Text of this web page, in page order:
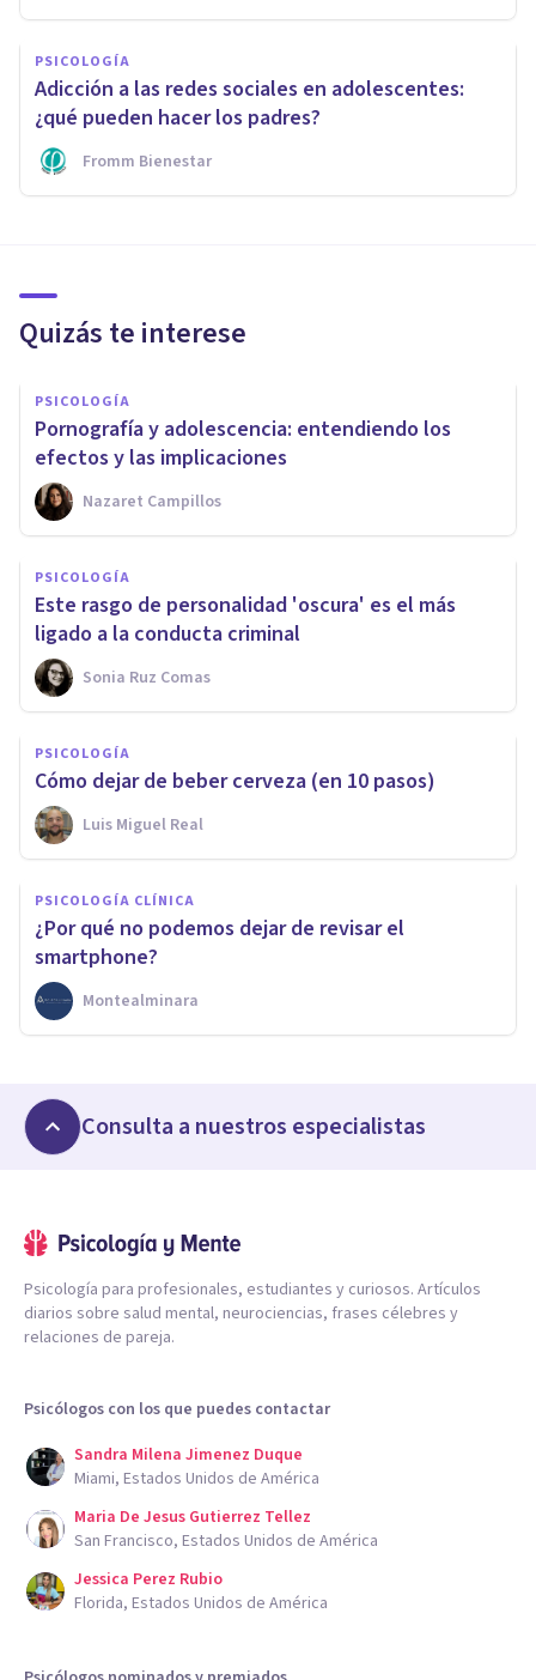
PSICOLOGÍA
Adicción a las redes sociales en adolescentes:
¿qué pueden hacer los padres?
Fromm Bienestar
Quizás te interese
PSICOLOGÍA
Pornografía y adolescencia: entendiendo los
efectos y las implicaciones
Nazaret Campillos
PSICOLOGÍA
Este rasgo de personalidad 'oscura' es el más
ligado a la conducta criminal
Sonia Ruz Comas
PSICOLOGÍA
Cómo dejar de beber cerveza (en 10 pasos)
Luis Miguel Real
PSICOLOGÍA CLÍNICA
¿Por qué no podemos dejar de revisar el
smartphone?
Montealminara
Consulta a nuestros especialistas
Psicología para profesionales, estudiantes y curiosos. Artículos
diarios sobre salud mental, neurociencias, frases célebres y
relaciones de pareja.
Psicólogos con los que puedes contactar
Sandra Milena Jimenez Duque
Miami, Estados Unidos de América
Maria De Jesus Gutierrez Tellez
San Francisco, Estados Unidos de América
Jessica Perez Rubio
Florida, Estados Unidos de América